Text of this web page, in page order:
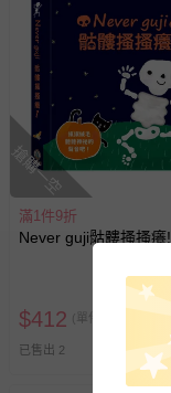
搶購一空
滿1件9折
Never guji骷髏搔搔癢!
$412 (單件已折)
已售出 2